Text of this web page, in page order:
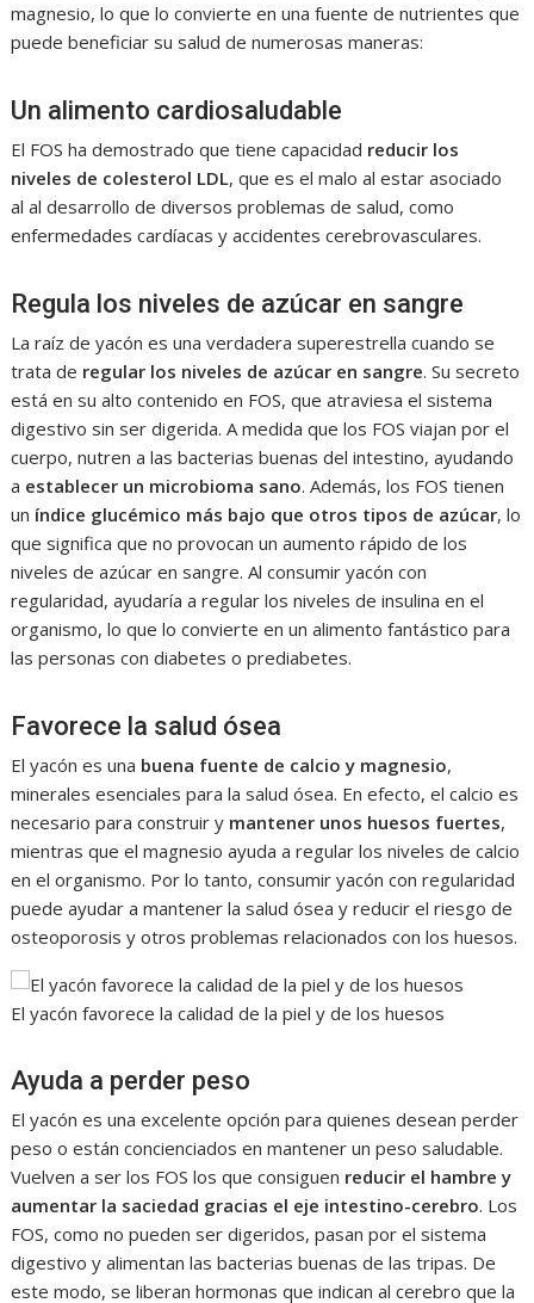
magnesio, lo que lo convierte en una fuente de nutrientes que
puede beneficiar su salud de numerosas maneras:
Un alimento cardiosaludable
El FOS ha demostrado que tiene capacidad reducir los
niveles de colesterol LDL, que es el malo al estar asociado
al al desarrollo de diversos problemas de salud, como
enfermedades cardíacas y accidentes cerebrovasculares.
Regula los niveles de azúcar en sangre
La raíz de yacón es una verdadera superestrella cuando se
trata de regular los niveles de azúcar en sangre. Su secreto
está en su alto contenido en FOS, que atraviesa el sistema
digestivo sin ser digerida. A medida que los FOS viajan por el
cuerpo, nutren a las bacterias buenas del intestino, ayudando
a establecer un microbioma sano. Además, los FOS tienen
un índice glucémico más bajo que otros tipos de azúcar, lo
que significa que no provocan un aumento rápido de los
niveles de azúcar en sangre. Al consumir yacón con
regularidad, ayudaría a regular los niveles de insulina en el
organismo, lo que lo convierte en un alimento fantástico para
las personas con diabetes o prediabetes.
Favorece la salud ósea
El yacón es una buena fuente de calcio y magnesio,
minerales esenciales para la salud ósea. En efecto, el calcio es
necesario para construir y mantener unos huesos fuertes,
mientras que el magnesio ayuda a regular los niveles de calcio
en el organismo. Por lo tanto, consumir yacón con regularidad
puede ayudar a mantener la salud ósea y reducir el riesgo de
osteoporosis y otros problemas relacionados con los huesos.
El yacón favorece la calidad de la piel y de los huesos
Ayuda a perder peso
El yacón es una excelente opción para quienes desean perder
peso o están concienciados en mantener un peso saludable.
Vuelven a ser los FOS los que consiguen reducir el hambre y
aumentar la saciedad gracias el eje intestino-cerebro. Los
FOS, como no pueden ser digeridos, pasan por el sistema
digestivo y alimentan las bacterias buenas de las tripas. De
este modo, se liberan hormonas que indican al cerebro que la